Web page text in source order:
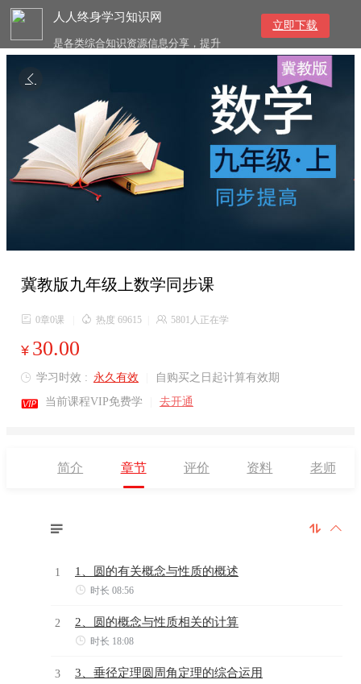
人人终身学习知识网
是各类综合知识资源信息分享，提升
综合素质与提高知识技能的终身学习
立即下载

冀教版九年级上数学同步课
 0章0课  热度 69615  5801人正在学
¥ 30.00
 学习时效 : 永久有效 自购买之日起计算有效期
 当前课程VIP免费学 去开通
简介 章节 评价 资料 老师
 

1 1、圆的有关概念与性质的概述
 时长 08:56
2 2、圆的概念与性质相关的计算
 时长 18:08
3 3、垂径定理圆周角定理的综合运用